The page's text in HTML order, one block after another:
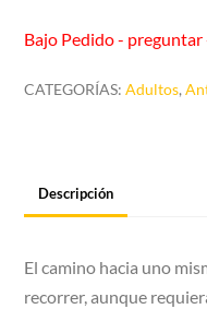
Bajo Pedido - preguntar
CATEGORÍAS:Adultos,
Descripción
El camino hacia uno
recorrer, aunque